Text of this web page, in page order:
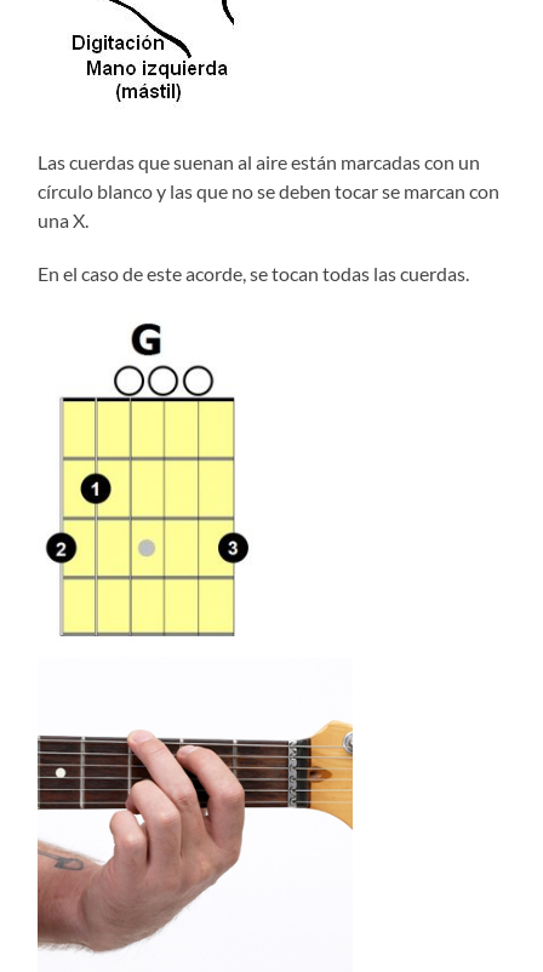
Las cuerdas que suenan al aire están marcadas con un
círculo blanco y las que no se deben tocar se marcan con
una X.
En el caso de este acorde, se tocan todas las cuerdas.